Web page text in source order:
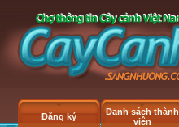
Đăng ký
Danh sách thành
viên